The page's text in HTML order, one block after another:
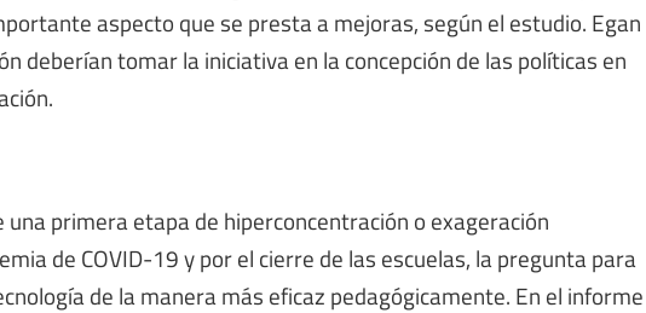
aspecto que se presta a mejoras, según el estudio. Egan
deberían tomar la iniciativa en la concepción de las políticas en
primera etapa de hiperconcentración o exageración
de COVID-19 y por el cierre de las escuelas, la pregunta para
de la manera más eficaz pedagógicamente. En el informe